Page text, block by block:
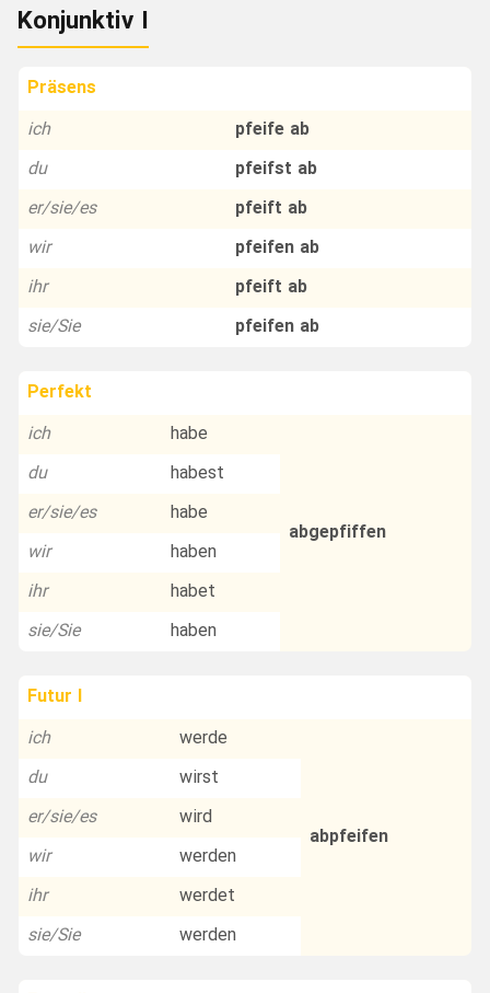
Konjunktiv I
Präsens
ich
pfeife ab
du
pfeifst ab
er/sie/es
pfeift ab
wir
pfeifen ab
ihr
pfeift ab
sie/Sie
pfeifen ab
Perfekt
ich
habe
abgepfiffen
du
habest
er/sie/es
habe
wir
haben
ihr
habet
sie/Sie
haben
Futur I
ich
werde
abpfeifen
du
wirst
er/sie/es
wird
wir
werden
ihr
werdet
sie/Sie
werden